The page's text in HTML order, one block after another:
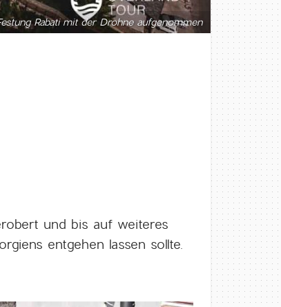
Rabati mit der Drohne aufgenommen
und bis auf weiteres
entgehen lassen sollte.